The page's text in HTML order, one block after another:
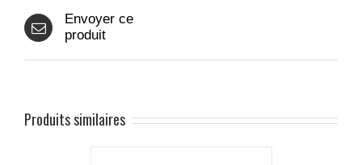
Envoyer ce
produit
Produits similaires